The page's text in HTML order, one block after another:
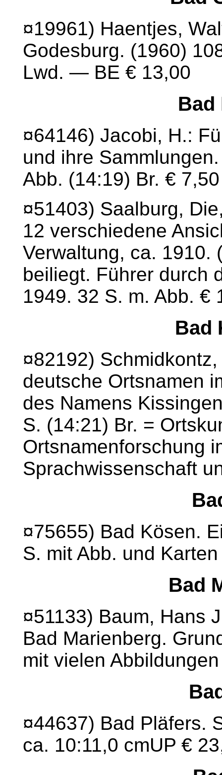
¤19961) Haentjes,
Godesburg. (1960)
Lwd. — BE € 13,00
Bad
¤64146) Jacobi, H.:
und ihre
Abb. (14:19) Br. € 7,50
¤51403) Saalburg,
12 verschiedene
Verwaltung, ca.
beiliegt. Führer durch
1949. 32 S. m. Abb. €
Bad
¤82192)
deutsche Ortsnamen
des Namens
S. (14:21) Br. =
Ortsnamenforschung
Sprachwissenschaft
¤75655) Bad Kösen.
S. mit Abb. und
Bad
¤51133) Baum, Hans
Bad Marienberg.
mit vielen
¤44637) Bad Pläfers.
ca. 10:11,0 cmUP €